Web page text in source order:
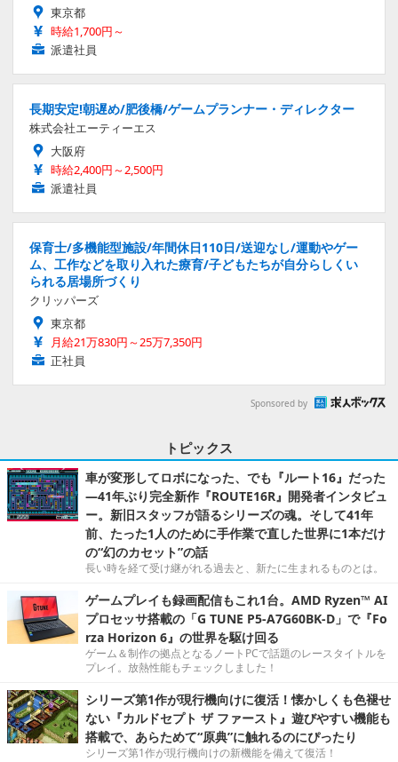
東京都
時給1,700円～
派遣社員
長期安定!朝遅め/肥後橋/ゲームプランナー・ディレクター
株式会社エーティーエス
大阪府
時給2,400円～2,500円
派遣社員
保育士/多機能型施設/年間休日110日/送迎なし/運動やゲー
ム、工作などを取り入れた療育/子どもたちが自分らしくい
られる居場所づくり
クリッパーズ
東京都
月給21万830円～25万7,350円
正社員
Sponsored by
トピックス
車が変形してロボになった、でも『ルート16』だった
―41年ぶり完全新作『ROUTE16R』開発者インタビュ
ー。新旧スタッフが語るシリーズの魂。そして41年
前、たった1人のために手作業で直した世界に1本だけ
の“幻のカセット”の話
長い時を経て受け継がれる過去と、新たに生まれるものとは。
ゲームプレイも録画配信もこれ1台。AMD Ryzen™ AI
プロセッサ搭載の「G TUNE P5-A7G60BK-D」で『Fo
rza Horizon 6』の世界を駆け回る
ゲーム＆制作の拠点となるノートPCで話題のレースタイトルを
プレイ。放熱性能もチェックしました！
シリーズ第1作が現行機向けに復活！懐かしくも色褪せ
ない『カルドセプト ザ ファースト』遊びやすい機能も
搭載で、あらためて“原典”に触れるのにぴったり
シリーズ第1作が現行機向けの新機能を備えて復活！